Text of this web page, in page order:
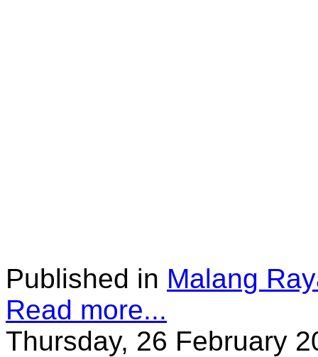
Published in Malang
Read more...
Thursday, 26 February